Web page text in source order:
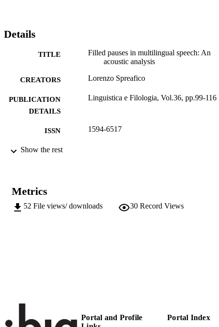
Details
TITLE
Filled pauses in multilingual speech: An
acoustic analysis
CREATORS Lorenzo Spreafico
PUBLICATION
DETAILS
Linguistica e Filologia, Vol.36, pp.99-116
ISSN 1594-6517
SERIES /
IDENTIFIERS
991005773250601241
Show the rest
Metrics
52 File views/ downloads 30 Record Views
Portal and Profile
Portal Index